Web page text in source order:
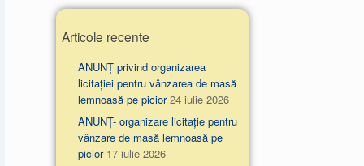
Articole recente
ANUNȚ privind organizarea
licitației pentru vânzarea de masă
lemnoasă pe picior 24 iulie 2026
ANUNȚ- organizare licitație pentru
vânzare de masă lemnoasă pe
picior 17 iulie 2026